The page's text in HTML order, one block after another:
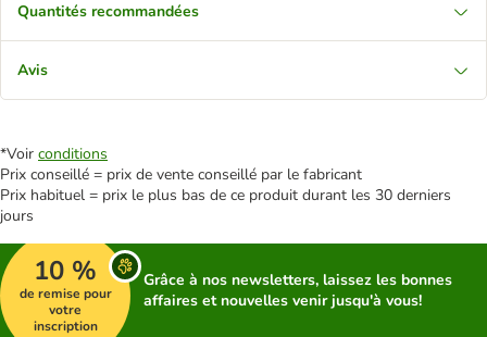
Quantités recommandées
Avis
*Voir conditions
Prix conseillé = prix de vente conseillé par le fabricant
Prix habituel = prix le plus bas de ce produit durant les 30 derniers
jours
10 %
de remise pour
votre
inscription
Grâce à nos newsletters, laissez les bonnes
affaires et nouvelles venir jusqu'à vous!